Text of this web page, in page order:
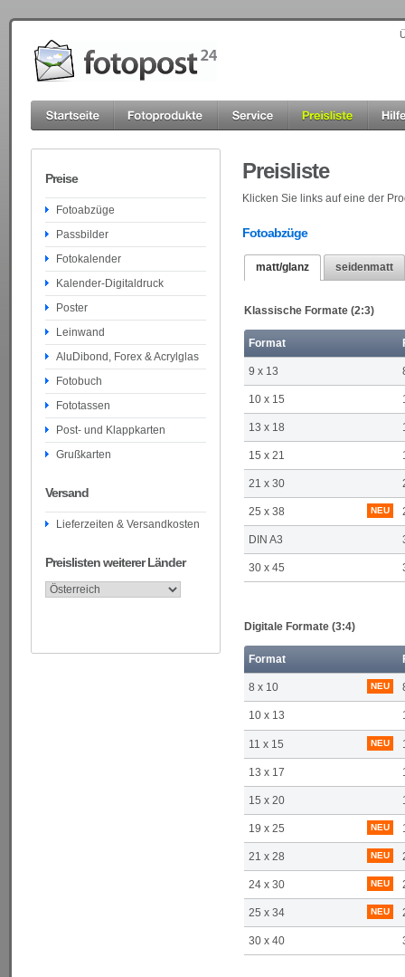
Preise
Fotoabzüge
Passbilder
Fotokalender
Kalender-Digitaldruck
Poster
Leinwand
AluDibond, Forex & Acrylglas
Fotobuch
Fototassen
Post- und Klappkarten
Grußkarten
Versand
Lieferzeiten & Versandkosten
Preislisten weiterer Länder
Preisliste
Klicken Sie links auf eine der
Fotoabzüge
matt/glanz seidenmatt
Klassische Formate (2:3)
Format
9 x 13
10 x 15
13 x 18
15 x 21
21 x 30
25 x 38 NEU
DIN A3
30 x 45
Digitale Formate (3:4)
Format
8 x 10 NEU
10 x 13
11 x 15 NEU
13 x 17
15 x 20
19 x 25 NEU
21 x 28 NEU
24 x 30 NEU
25 x 34 NEU
30 x 40